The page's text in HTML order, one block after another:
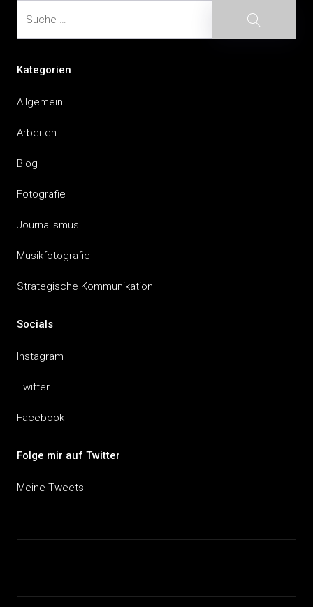
Suche
Kategorien
Allgemein
Arbeiten
Blog
Fotografie
Journalismus
Musikfotografie
Strategische Kommunikation
Socials
Instagram
Twitter
Facebook
Folge mir auf Twitter
Meine Tweets